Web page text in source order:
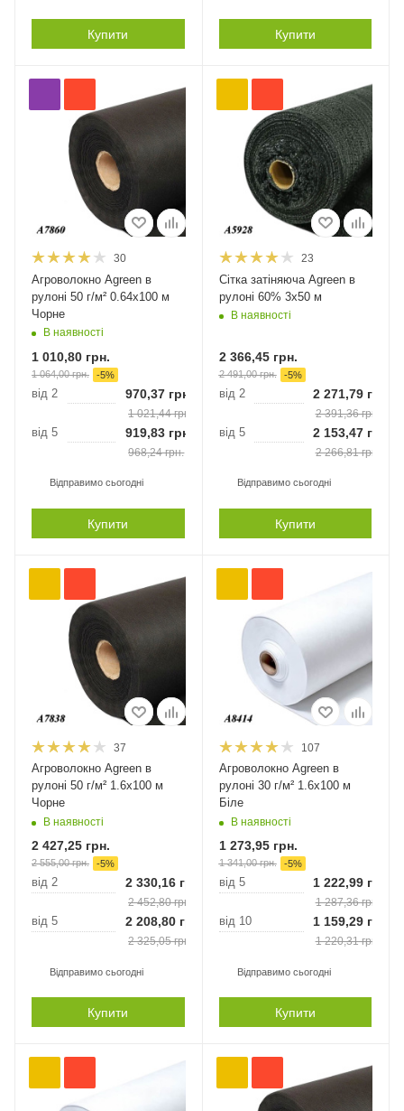
Купити Купити
30
Агроволокно Agreen в
рулоні 50 г/м² 0.64х100 м
Чорне
В наявності
1 010,80 грн.
1 064,00грн. -5%
від 2 970,37 грн.
1 021,44грн.
від 5 919,83 грн.
968,24грн.
Відправимо сьогодні
Купити
23
Сітка затіняюча Agreen в
рулоні 60% 3х50 м
В наявності
2 366,45грн.
2 491,00грн. -5%
від 2 2 271,79грн.
2 391,36грн.
від 5 2 153,47грн.
2 266,81грн.
Відправимо сьогодні
Купити
37
Агроволокно Agreen в
рулоні 50 г/м² 1.6х100 м
Чорне
В наявності
2 427,25 грн.
2 555,00грн. -5%
від 2 2 330,16 грн.
2 452,80грн.
від 5 2 208,80 грн.
2 325,05грн.
Відправимо сьогодні
Купити
107
Агроволокно Agreen в
рулоні 30 г/м² 1.6х100 м
Біле
В наявності
1 273,95грн.
1 341,00грн. -5%
від 5 1 222,99грн.
1 287,36грн.
від 10 1 159,29грн.
1 220,31грн.
Відправимо сьогодні
Купити